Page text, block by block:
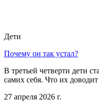
Дети
Почему он так устал?
В третьей четверти дети
самих себя. Что их
27 апреля 2026 г.